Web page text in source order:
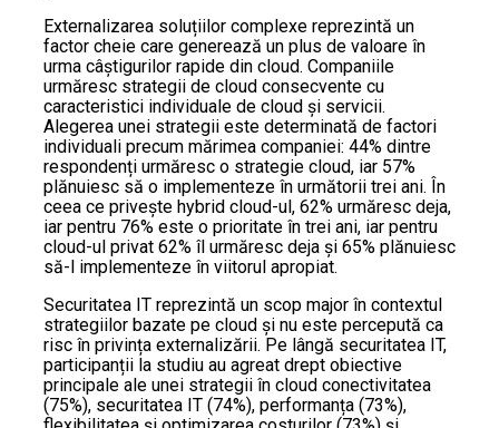
Externalizarea soluțiilor complexe reprezintă un
factor cheie care generează un plus de valoare în
urma câștigurilor rapide din cloud. Companiile
urmăresc strategii de cloud consecvente cu
caracteristici individuale de cloud și servicii.
Alegerea unei strategii este determinată de factori
individuali precum mărimea companiei: 44% dintre
respondenți urmăresc o strategie cloud, iar 57%
plănuiesc să o implementeze în următorii trei ani. În
ceea ce privește hybrid cloud-ul, 62% urmăresc deja,
iar pentru 76% este o prioritate în trei ani, iar pentru
cloud-ul privat 62% îl urmăresc deja și 65% plănuiesc
să-l implementeze în viitorul apropiat.
Securitatea IT reprezintă un scop major în contextul
strategiilor bazate pe cloud și nu este percepută ca
risc în privința externalizării. Pe lângă securitatea IT,
participanții la studiu au agreat drept obiective
principale ale unei strategii în cloud conectivitatea
(75%), securitatea IT (74%), performanța (73%),